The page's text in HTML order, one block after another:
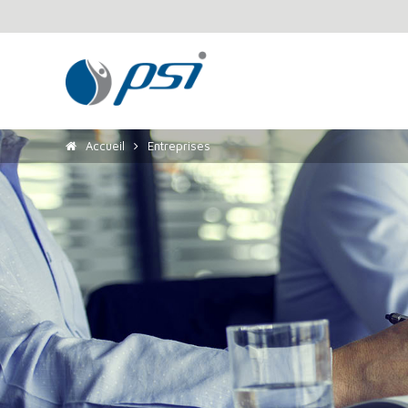
Accueil Entreprises